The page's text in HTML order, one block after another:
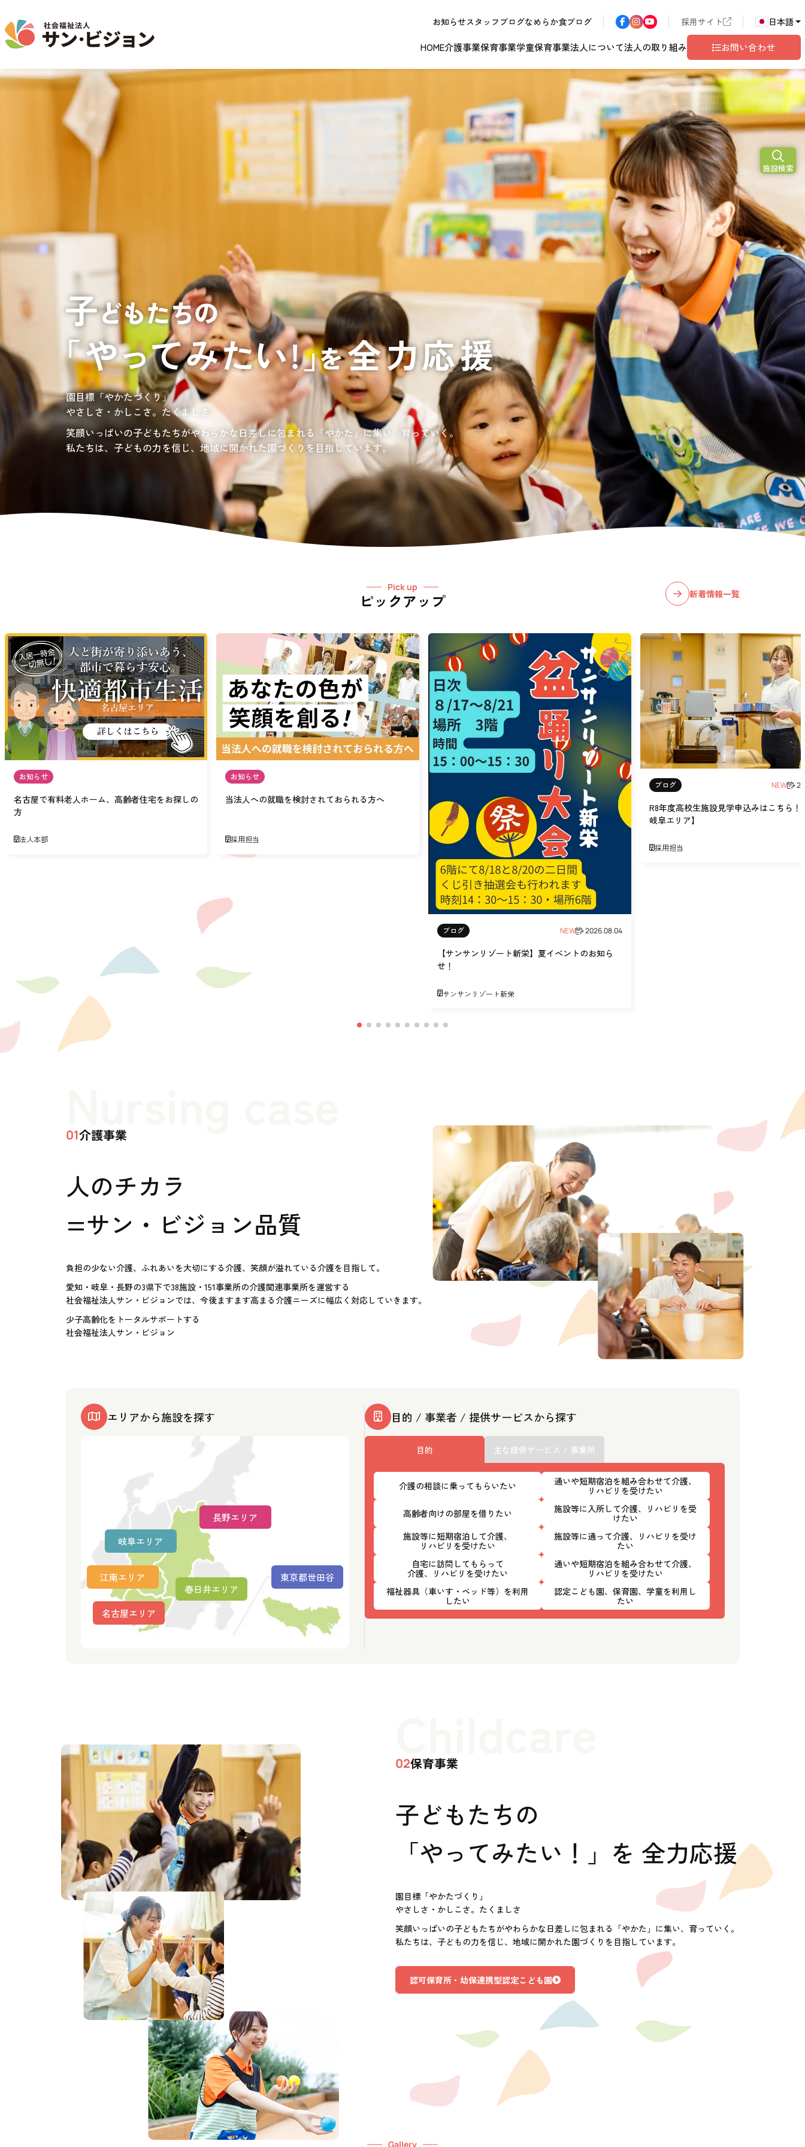
お知らせスタッフブログなめらか食ブログ 採用サイト 日本語
HOME介護事業
介護事業
江南エリア 岐阜エリア 長野エリア 東京都世田谷
複数条件検索
介護の相談に乗ってもらいたい
リハビリを受けたい
高齢者向けの部屋を借りたい
施設等に入所して介護、リハビリを受けたい
施設等に短期宿泊して介護、
施設等に通って介護、リハビリを受けたい
自宅に訪問してもらって
介護、リハビリを受けたい
通いや短期宿泊を組み合わせて介護、
リハビリを受けたい
福祉器具（車いす・ベッド等）を利用したい
認定こども園、保育園、学童を利用したい
保育事業
保育事業
ジョイフル守山保育園 ジョイフルドーム前こども園 ジョイフル多治見こども園
サン・サンこども園
グレイスフル塩尻
学童保育事業
学童保育事業
サン・サンスクール
東山公園
法人について
法人について
法人概要 / 組織図 理念 / クレド ロゴマークの由来
施設一覧 法人沿革 処遇改善加算について
法人の取り組み
法人の取り組み
活動報告 ノーリフティングポリシー 介護記録システム 地域共生
サンサンワイナリー サンサン研修センター 福祉リンク集
お問い合わせ
お問い合わせ
お問い合わせ一覧
ボランティアに関する
退職者実務経歴書
発行申請
ハラスメント
相談窓口
負担の少ない介護、ふれあいを大切にする介護、笑顔が溢れている介護を目指して。
愛知・岐阜・長野の3県下で38施設・151事業所の介護関連事業所を運営する
社会福祉法人サン・ビジョンでは、今後ますます高まる介護ニーズに幅広く対応していきます。
園目標「やかたづくり」
やさしさ・かしこさ。たくましさ
笑顔いっぱいの子どもたちがやわらかな日差しに包まれる「やかた」に集い、育っていく。
私たちは、子どもの力を信じ、地域に開かれた園づくりを目指しています。
サンサン・スクール東山公園では、小学生の児童が放課後安心して過ごせる環境を提供するとともに、
宿題・クラブ活動(英語・習字・選択)などの学習面にも力を入れて行っている学童保育所です。
NEW OPEN
2026年
10月
開設予定
通所介護
居宅介護支援
グレイスフル砧公園
東京都世田谷区大蔵3丁目4番12号
お問い合わせ先
03-6411-5781
担当：宮澤
Pick up
ピックアップ 新着情報一覧
お知らせ
名古屋で有料老人ホーム、高齢者住宅をお探しの
方
法人本部
お知らせ
当法人への就職を検討されておられる方へ
採用担当
ブログ NEW 2026.08.04
【サンサンリゾート新栄】夏イベントのお知ら
せ！
サンサンリゾート新栄
ブログ NEW
R8年度高校生施設見学申込みはこちら！
岐阜エリア】
採用担当
01介護事業
人のチカラ
=サン・ビジョン品質
負担の少ない介護、ふれあいを大切にする介護、笑顔が溢れている介護を目指して。
愛知・岐阜・長野の3県下で38施設・151事業所の介護関連事業所を運営する
社会福祉法人サン・ビジョンでは、今後ますます高まる介護ニーズに幅広く対応していきます。
少子高齢化をトータルサポートする
社会福祉法人サン・ビジョン
エリアから施設を探す
名古屋エリア
江南エリア
春日井エリア
岐阜エリア
長野エリア
東京都世田谷
目的 / 事業者 / 提供サービスから探す
目的 主な提供サービス / 事業所
介護の相談に乗ってもらいたい
通いや短期宿泊を組み合わせて介護、
リハビリを受けたい
高齢者向けの部屋を借りたい
施設等に入所して介護、リハビリを受
けたい
施設等に短期宿泊して介護、
リハビリを受けたい
施設等に通って介護、リハビリを受け
たい
自宅に訪問してもらって
介護、リハビリを受けたい
通いや短期宿泊を組み合わせて介護、
リハビリを受けたい
福祉器具（車いす・ベッド等）を利用
したい
認定こども園、保育園、学童を利用し
たい
02保育事業
子どもたちの
「やってみたい！」を 全力応援
園目標「やかたづくり」
やさしさ・かしこさ。たくましさ
笑顔いっぱいの子どもたちがやわらかな日差しに包まれる「やかた」に集い、育っていく。
私たちは、子どもの力を信じ、地域に開かれた園づくりを目指しています。
認可保育所・幼保連携型認定こども園
Gallery
施設検索